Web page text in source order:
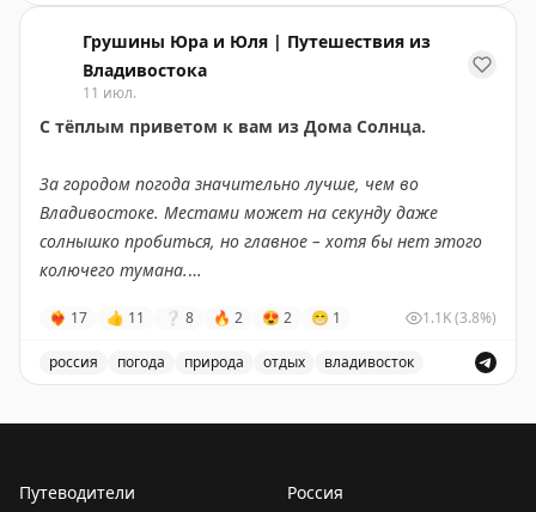
Доступны даты:
28.09.2026 (1 шт.): 16:10
29.09.2026 (2 шт.): 16:10, 16:20
Всего свободных мест:3
Грушины Юра и Юля | Путешествия из
Владивостока
11 июл.
С тёплым приветом к вам из Дома Солнца.
За городом погода значительно лучше, чем во
Владивостоке. Местами может на секунду даже
солнышко пробиться, но главное – хотя бы нет этого
колючего тумана.
Мы живём на сопке, и у нас вообще ощущение, что
облака на дом спускаются.
погода улучшится, потому что редко приложение моё
❤‍🔥 17 👍 11 ❔ 8 🔥 2 😍 2 😁 1 1.1K(3.8%)
россия погода природа отдых владивосток
Путеводители
Россия